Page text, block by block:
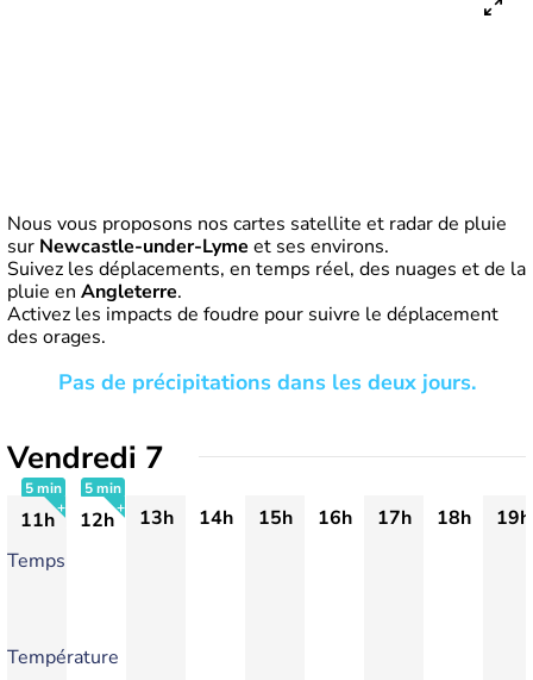
Nous vous proposons nos cartes satellite et radar de pluie
sur Newcastle-under-Lyme et ses environs.
Suivez les déplacements, en temps réel, des nuages et de la
pluie en Angleterre.
Activez les impacts de foudre pour suivre le déplacement
des orages.
Pas de précipitations dans les deux jours.
Vendredi 7
5 min
11h
5 min
12h 13h 14h 15h 16h 17h 18h
19h
Temps
Température